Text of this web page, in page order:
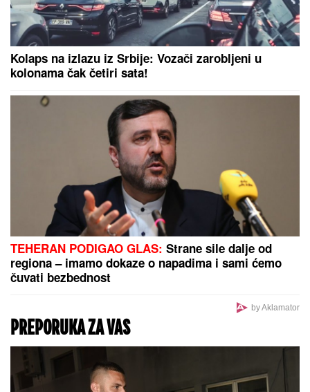
IZVEŠTAJ SA FRONTA: VSUizgubio skoro 10.000
vojnika, pogođena 34 broda sa vojnim teretom kod
Odese (VIDEO)
Amerikanac ostaje u prestonici, pao
novi ugovor
Danas stižu olujni udari i grmljavina! RHMZ popalio
trostruki alarm za ove delove Srbije